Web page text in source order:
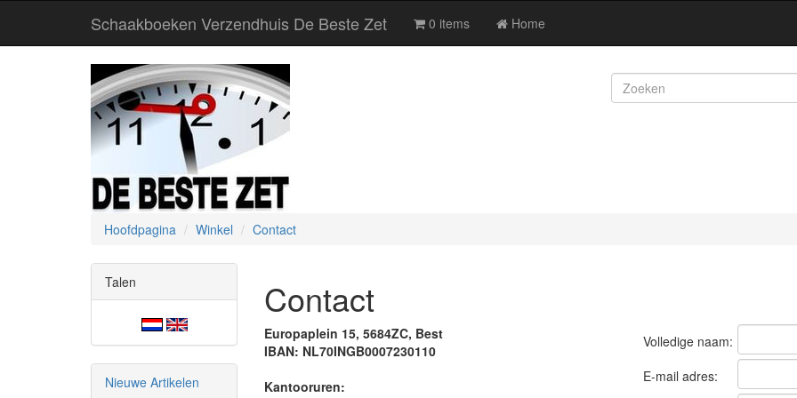
Schaakboeken Verzendhuis De Beste Zet 0 items Home
Hoofdpagina Winkel Contact
Contact
Europaplein 15, 5684ZC, Best
IBAN: NL70INGB0007230110
Kantooruren:
Volledige naam:
E-mail adres:
Talen
Nieuwe Artikelen